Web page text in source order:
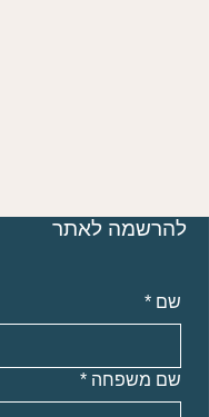
להרשמה לאתר
שם *
שם משפחה *